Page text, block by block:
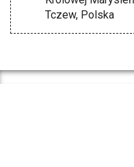
Tczew, Polska